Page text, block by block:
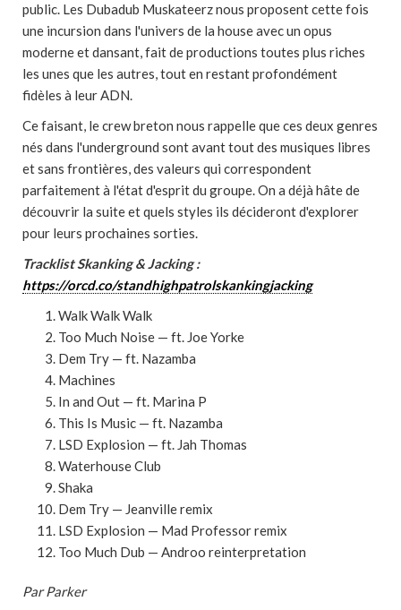
public. Les Dubadub Muskateerz nous proposent cette fois
une incursion dans l'univers de la house avec un opus
moderne et dansant, fait de productions toutes plus riches
les unes que les autres, tout en restant profondément
fidèles à leur ADN.
Ce faisant, le crew breton nous rappelle que ces deux genres
nés dans l'underground sont avant tout des musiques libres
et sans frontières, des valeurs qui correspondent
parfaitement à l'état d'esprit du groupe. On a déjà hâte de
découvrir la suite et quels styles ils décideront d'explorer
pour leurs prochaines sorties.
Tracklist Skanking & Jacking :
https://orcd.co/standhighpatrolskankingjacking
Walk Walk Walk
Too Much Noise — ft. Joe Yorke
Dem Try — ft. Nazamba
Machines
In and Out — ft. Marina P
This Is Music — ft. Nazamba
LSD Explosion — ft. Jah Thomas
Waterhouse Club
Shaka
Dem Try — Jeanville remix
LSD Explosion — Mad Professor remix
Too Much Dub — Androo reinterpretation
Par Parker